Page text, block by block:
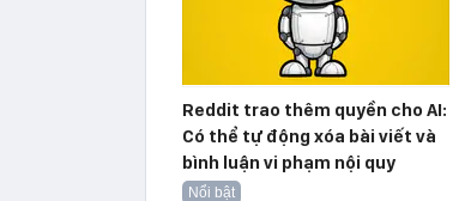
Reddit trao thêm quyền cho AI:
Có thể tự động xóa bài viết và
bình luận vi phạm nội quy
Nổi bật